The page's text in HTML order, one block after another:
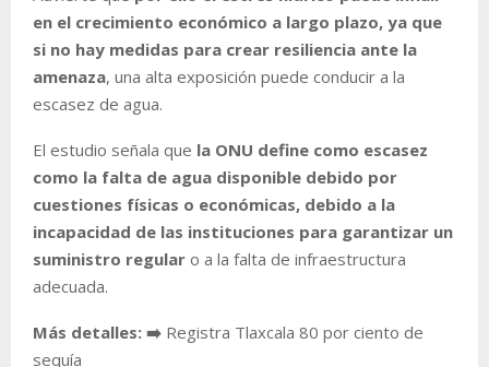
en el crecimiento económico a largo plazo, ya que
si no hay medidas para crear resiliencia ante la
amenaza, una alta exposición puede conducir a la
escasez de agua.
El estudio señala que la ONU define como escasez
como la falta de agua disponible debido por
cuestiones físicas o económicas, debido a la
incapacidad de las instituciones para garantizar un
suministro regular o a la falta de infraestructura
adecuada.
Más detalles: ➡️ Registra Tlaxcala 80 por ciento de
sequía